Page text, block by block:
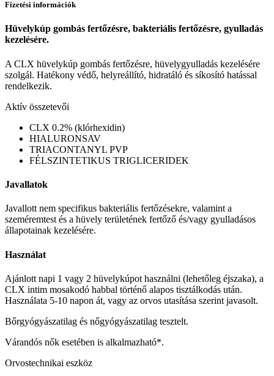
Fizetési információk
Hüvelykúp gombás fertőzésre, bakteriális fertőzésre, gyulladás
kezelésére.
A CLX hüvelykúp gombás fertőzésre, hüvelygyulladás kezelésére
szolgál. Hatékony védő, helyreállító, hidratáló és síkosító hatással
rendelkezik.
Aktív összetevői
CLX 0.2% (klórhexidin)
HIALURONSAV
TRIACONTANYL PVP
FÉLSZINTETIKUS TRIGLICERIDEK
Javallatok
Javallott nem specifikus bakteriális fertőzésekre, valamint a
szeméremtest és a hüvely területének fertőző és/vagy gyulladásos
állapotainak kezelésére.
Használat
Ajánlott napi 1 vagy 2 hüvelykúpot használni (lehetőleg éjszaka), a
CLX intim mosakodó habbal történő alapos tisztálkodás után.
Használata 5-10 napon át, vagy az orvos utasítása szerint javasolt.
Bőrgyógyászatilag és nőgyógyászatilag tesztelt.
Várandós nők esetében is alkalmazható*.
Orvostechnikai eszköz